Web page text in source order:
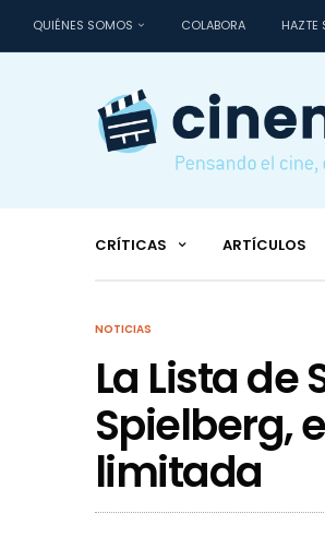
QUIÉNES SOMOS COLABORA HAZTE
CRÍTICAS ARTÍCULOS
NOTICIAS
La Lista de
Spielberg,
limitada